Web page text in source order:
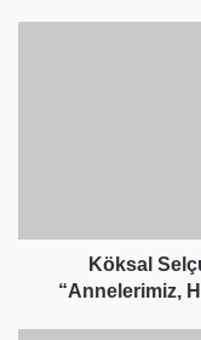
Kahramanlarıdır”
Köksal
“Annelerimiz,